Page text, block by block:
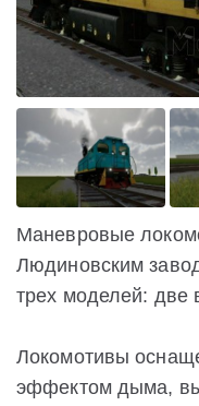
Маневровые
Людиновским
трех моделей: две
Локомотивы
эффектом дыма,